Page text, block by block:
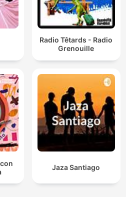
Radio Têtards - Radio
Grenouille
Jaza Santiago